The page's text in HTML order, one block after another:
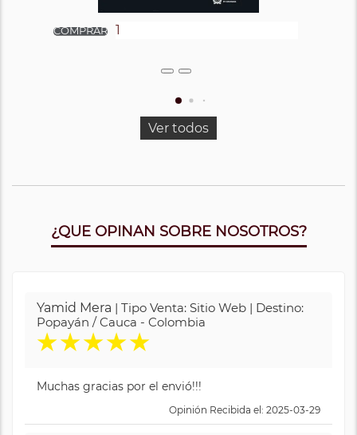
Ver todos
¿QUE OPINAN SOBRE NOSOTROS?
Yamid Mera | Tipo Venta: Sitio Web | Destino:
Popayán / Cauca - Colombia
★★★★★
Muchas gracias por el envió!!!
Opinión Recibida el: 2025-03-29